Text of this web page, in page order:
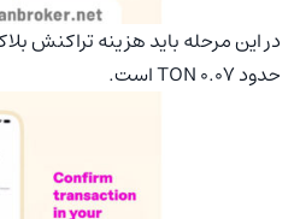
در این مرحله باید هزینه تراکنش
حدود 0.07 TON است.